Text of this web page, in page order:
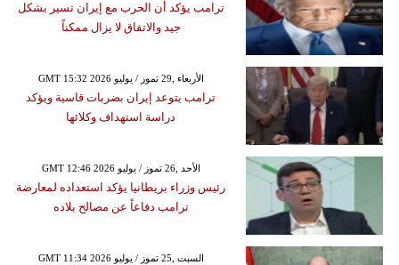
ترامب يؤكد أن الحرب مع إيران تسير بشكل
جيد والاتفاق لا يزال ممكناً
GMT 15:32 2026 الأربعاء ,29 تموز / يوليو
ترامب يتوعد إيران بضربات قاسية ويؤكد
دراسة استهداف وكلائها
GMT 12:46 2026 الأحد ,26 تموز / يوليو
رئيس وزراء بريطانيا يؤكد استعداده لمعارضة
ترامب دفاعاً عن مصالح بلاده
GMT 11:34 2026 السبت ,25 تموز / يوليو